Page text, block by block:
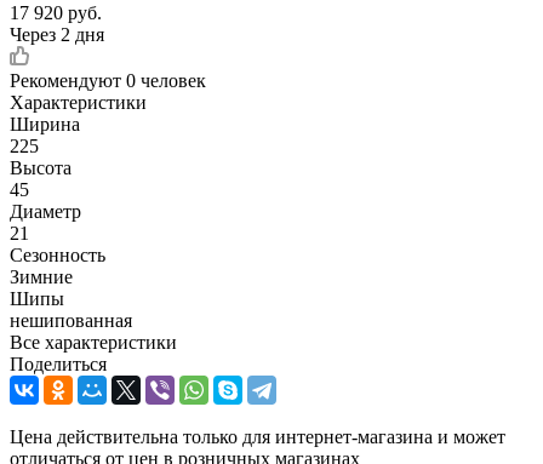
17 920 руб.
Через 2 дня
Рекомендуют 0 человек
Характеристики
Ширина
225
Высота
45
Диаметр
21
Сезонность
Зимние
Шипы
нешипованная
Все характеристики
Поделиться
Цена действительна только для интернет-магазина и может
отличаться от цен в розничных магазинах